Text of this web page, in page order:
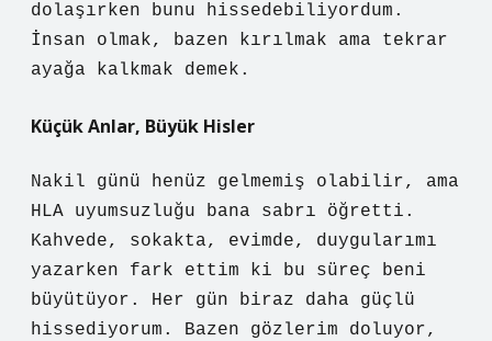
dolaşırken bunu hissedebiliyordum.
İnsan olmak, bazen kırılmak ama tekrar
ayağa kalkmak demek.
Küçük Anlar, Büyük Hisler
Nakil günü henüz gelmemiş olabilir, ama
HLA uyumsuzluğu bana sabrı öğretti.
Kahvede, sokakta, evimde, duygularımı
yazarken fark ettim ki bu süreç beni
büyütüyor. Her gün biraz daha güçlü
hissediyorum. Bazen gözlerim doluyor,